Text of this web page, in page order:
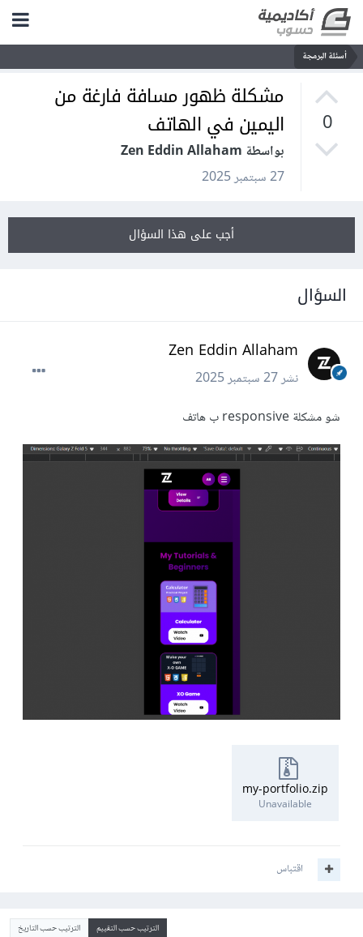
أسئلة البرمجة
0
مشكلة ظهور مسافة فارغة من
اليمين في الهاتف
بواسطة Zen Eddin Allaham
27 سبتمبر 2025
أجب على هذا السؤال
السؤال
Zen Eddin Allaham
نشر27 سبتمبر 2025
شو مشكلة responsive ب هاتف
my-portfolio.zip
Unavailable
اقتباس
الترتيب حسب التقييم الترتيب حسب التاريخ